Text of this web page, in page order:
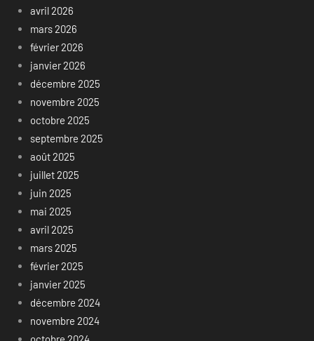
avril 2026
mars 2026
février 2026
janvier 2026
décembre 2025
novembre 2025
octobre 2025
septembre 2025
août 2025
juillet 2025
juin 2025
mai 2025
avril 2025
mars 2025
février 2025
janvier 2025
décembre 2024
novembre 2024